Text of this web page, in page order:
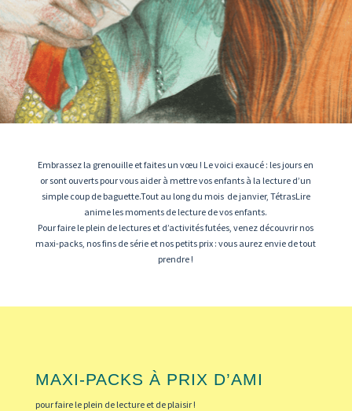
Embrassez la grenouille et faites un vœu ! Le voici exaucé : les jours en
or sont ouverts pour vous aider à mettre vos enfants à la lecture d’un
simple coup de baguette.Tout au long du mois de janvier, TétrasLire
anime les moments de lecture de vos enfants.
Pour faire le plein de lectures et d’activités futées, venez découvrir nos
maxi-packs, nos fins de série et nos petits prix : vous aurez envie de tout
prendre !
MAXI-PACKS À PRIX D’AMI
pour faire le plein de lecture et de plaisir !